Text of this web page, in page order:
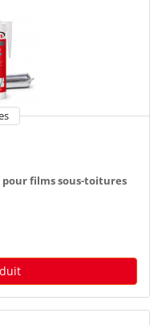
pour films sous-toitures